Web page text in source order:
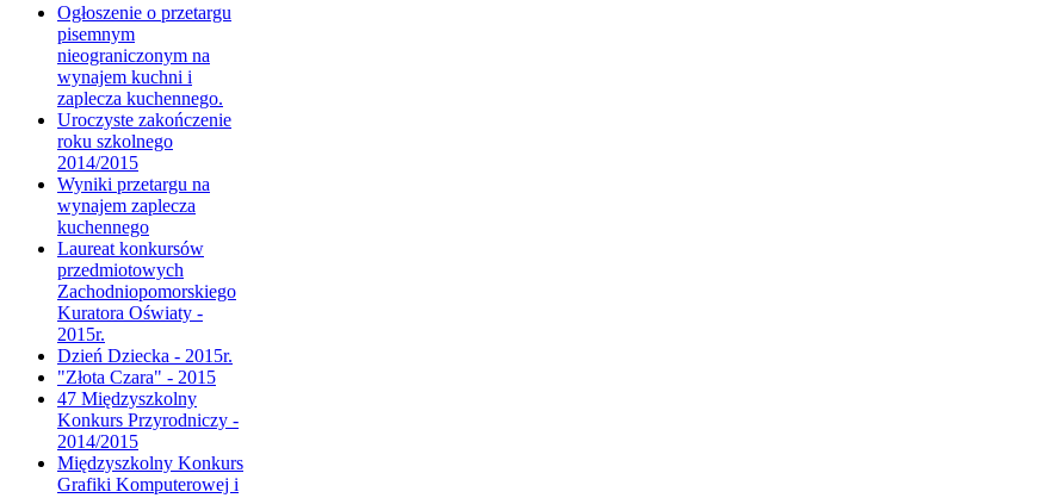
Ogłoszenie o przetargu
pisemnym
nieograniczonym na
wynajem kuchni i
zaplecza kuchennego.
Uroczyste zakończenie
roku szkolnego
2014/2015
Wyniki przetargu na
wynajem zaplecza
kuchennego
Laureat konkursów
przedmiotowych
Zachodniopomorskiego
Kuratora Oświaty -
2015r.
Dzień Dziecka - 2015r.
"Złota Czara" - 2015
47 Międzyszkolny
Konkurs Przyrodniczy -
2014/2015
Międzyszkolny Konkurs
Grafiki Komputerowej i